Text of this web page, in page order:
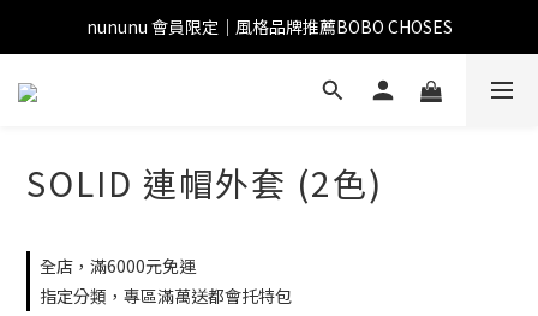
nununu 會員限定｜風格品牌推薦BOBO CHOSES
SOLID 連帽外套 (2色)
全店，滿6000元免運
指定分類，專區滿萬送都會托特包